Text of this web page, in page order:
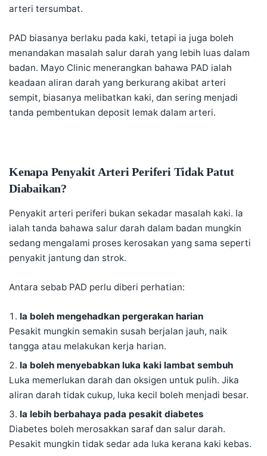
arteri tersumbat.
PAD biasanya berlaku pada kaki, tetapi ia juga boleh
menandakan masalah salur darah yang lebih luas dalam
badan. Mayo Clinic menerangkan bahawa PAD ialah
keadaan aliran darah yang berkurang akibat arteri
sempit, biasanya melibatkan kaki, dan sering menjadi
tanda pembentukan deposit lemak dalam arteri.
Kenapa Penyakit Arteri Periferi Tidak Patut
Diabaikan?
Penyakit arteri periferi bukan sekadar masalah kaki. Ia
ialah tanda bahawa salur darah dalam badan mungkin
sedang mengalami proses kerosakan yang sama seperti
penyakit jantung dan strok.
Antara sebab PAD perlu diberi perhatian:
Ia boleh mengehadkan pergerakan harian
Pesakit mungkin semakin susah berjalan jauh, naik
tangga atau melakukan kerja harian.
Ia boleh menyebabkan luka kaki lambat sembuh
Luka memerlukan darah dan oksigen untuk pulih. Jika
aliran darah tidak cukup, luka kecil boleh menjadi besar.
Ia lebih berbahaya pada pesakit diabetes
Diabetes boleh merosakkan saraf dan salur darah.
Pesakit mungkin tidak sedar ada luka kerana kaki kebas.